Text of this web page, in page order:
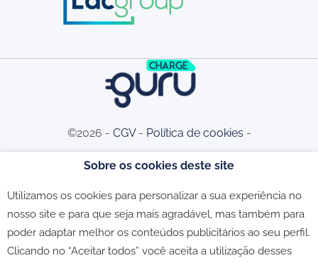
©2026 - CGV- Política de cookies -
Reclamações
Sobre os cookies deste site
Utilizamos os cookies para personalizar a sua experiência no
nosso site e para que seja mais agradável, mas também para
poder adaptar melhor os conteúdos publicitários ao seu perfil.
Clicando no “Aceitar todos” você aceita a utilização desses